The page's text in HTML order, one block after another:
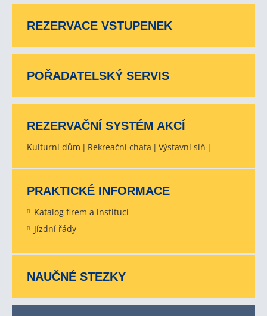
REZERVACE VSTUPENEK
POŘADATELSKÝ SERVIS
REZERVAČNÍ SYSTÉM AKCÍ
Kulturní dům Rekreační chata Výstavní síň
PRAKTICKÉ INFORMACE
Katalog firem a institucí
Jízdní řády
NAUČNÉ STEZKY